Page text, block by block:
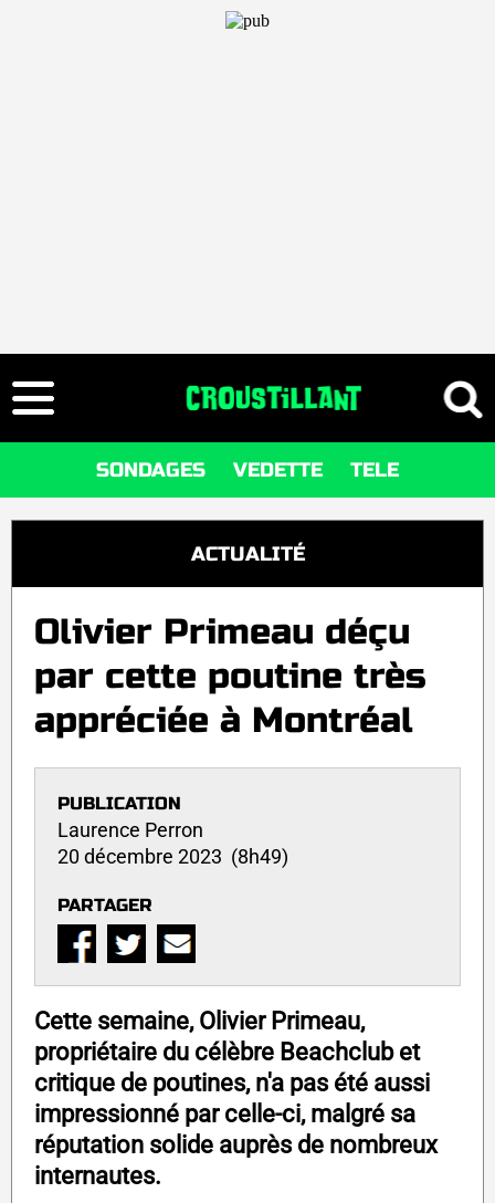
SONDAGES VEDETTE TELE
ACTUALITÉ
Olivier Primeau déçu
par cette poutine très
appréciée à Montréal
PUBLICATION
Laurence Perron
20 décembre 2023 (8h49)
PARTAGER
Cette semaine, Olivier Primeau,
propriétaire du célèbre Beachclub et
critique de poutines, n'a pas été aussi
impressionné par celle-ci, malgré sa
réputation solide auprès de nombreux
internautes.